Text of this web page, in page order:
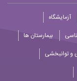
آزمایشگاه
بیمارستان ها
و توانبخشی